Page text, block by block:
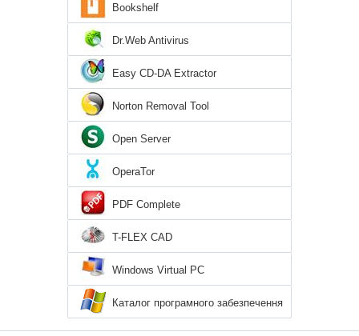
Bookshelf
Dr.Web Antivirus
Easy CD-DA Extractor
Norton Removal Tool
Open Server
OperaTor
PDF Complete
T-FLEX CAD
Windows Virtual PC
Каталог програмного забезпечення
для Windows 7